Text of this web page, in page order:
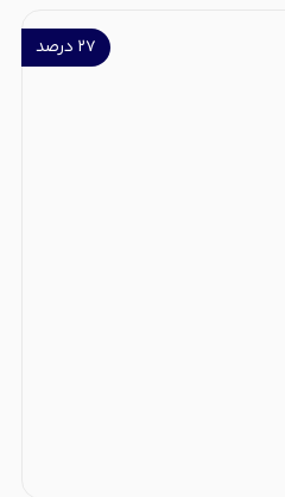
۲۷ درصد